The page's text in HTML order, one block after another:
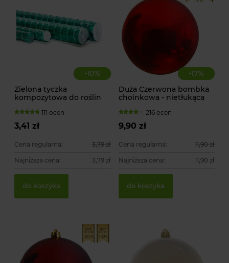
-10%
Zielona tyczka
kompozytowa do roślin
111 ocen
3,41 zł
Cena regularna: 3,79 zł
Najniższa cena: 3,79 zł
do koszyka
-17%
Duża Czerwona bombka
choinkowa - nietłukąca
216 ocen
9,90 zł
Cena regularna: 11,90 zł
Najniższa cena: 11,90 zł
do koszyka